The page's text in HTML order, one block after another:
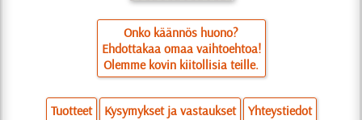
Onko käännös huono?
Ehdottakaa omaa vaihtoehtoa!
Olemme kovin kiitollisia teille.
Tuotteet Kysymykset ja vastaukset
Yhteystiedot